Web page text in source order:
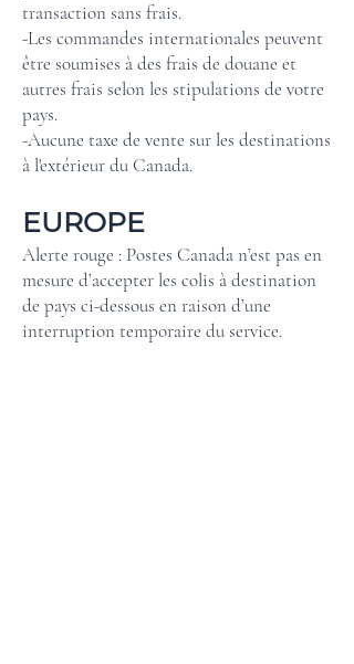
transaction sans frais.
-Les commandes internationales peuvent
être soumises à des frais de douane et
autres frais selon les stipulations de votre
pays.
-Aucune taxe de vente sur les destinations
à l'extérieur du Canada.
EUROPE
Alerte rouge : Postes Canada n’est pas en
mesure d’accepter les colis à destination
de pays ci-dessous en raison d’une
interruption temporaire du service.